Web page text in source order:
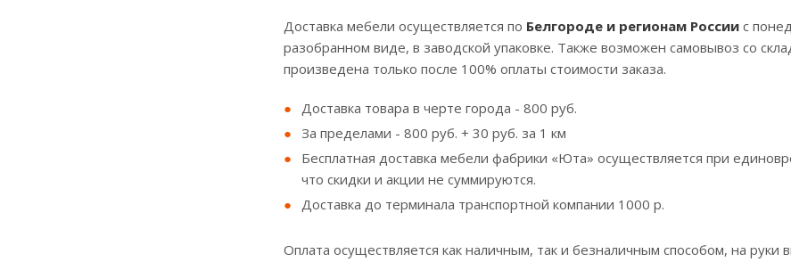
Доставка мебели осуществляется по Белгороде и регионам России с
разобранном виде, в заводской упаковке. Также возможен самовывоз со
произведена только после 100% оплаты стоимости заказа.
Доставка товара в черте города - 800 руб.
За пределами - 800 руб. + 30 руб. за 1 км
Бесплатная доставка мебели фабрики «Юта» осуществляется при
что скидки и акции не суммируются.
Доставка до терминала транспортной компании 1000 р.
Оплата осуществляется как наличным, так и безналичным способом, на руки